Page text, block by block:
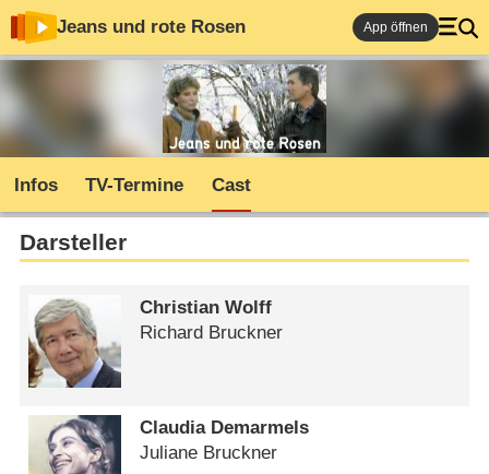
Jeans und rote Rosen App öffnen
Infos TV-Termine Cast
Darsteller
Christian Wolff
Richard Bruckner
Claudia Demarmels
Juliane Bruckner